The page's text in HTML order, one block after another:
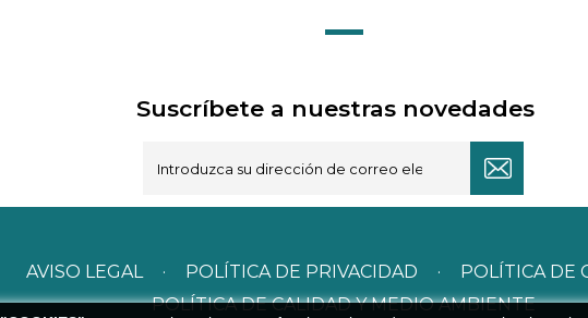
Suscríbete a nuestras novedades
AVISO LEGAL · POLÍTICA DE PRIVACIDAD ·
POLÍTICA DE
POLÍTICA DE CALIDAD Y MEDIO AMBIENTE